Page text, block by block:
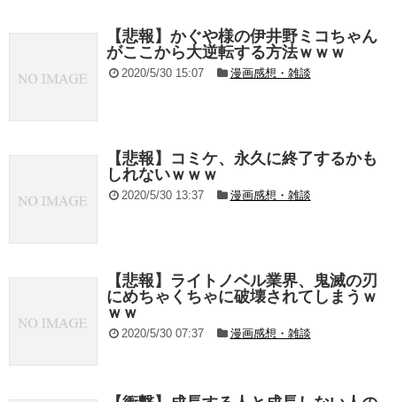
【悲報】かぐや様の伊井野ミコちゃん
がここから大逆転する方法ｗｗｗ
2020/5/30 15:07 漫画感想・雑談
【悲報】コミケ、永久に終了するかも
しれないｗｗｗ
2020/5/30 13:37 漫画感想・雑談
【悲報】ライトノベル業界、鬼滅の刃
にめちゃくちゃに破壊されてしまうｗ
ｗｗ
2020/5/30 07:37 漫画感想・雑談